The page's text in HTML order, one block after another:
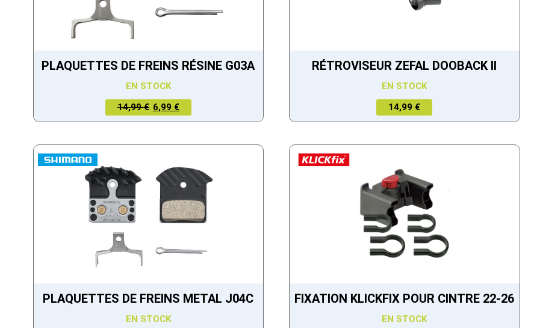
PLAQUETTES DE FREINS RÉSINE G03A
EN STOCK
14,99 €
LE PRIX
INITIAL
14,99 €.
6,99 €
LE PRIX
ACTUEL
6,99 €.
RÉTROVISEUR ZEFAL DOOBACK II
EN STOCK
14,99 €
PLAQUETTES DE FREINS METAL J04C
EN STOCK
FIXATION KLICKFIX POUR CINTRE 22-26
EN STOCK